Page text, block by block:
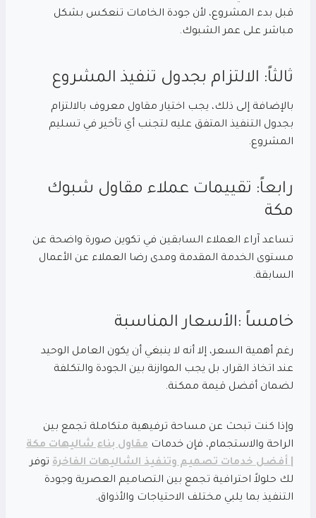
قبل بدء المشروع، لأن جودة الخامات تنعكس بشكل
مباشر على عمر الشبوك.
ثالثاً: الالتزام بجدول تنفيذ المشروع
بالإضافة إلى ذلك، يجب اختيار مقاول معروف بالالتزام
بجدول التنفيذ المتفق عليه لتجنب أي تأخير في تسليم
المشروع.
رابعاً: تقييمات عملاء مقاول شبوك
مكة
تساعد آراء العملاء السابقين في تكوين صورة واضحة عن
مستوى الخدمة المقدمة ومدى رضا العملاء عن الأعمال
السابقة.
خامساً :الأسعار المناسبة
رغم أهمية السعر، إلا أنه لا ينبغي أن يكون العامل الوحيد
عند اتخاذ القرار، بل يجب الموازنة بين الجودة والتكلفة
لضمان أفضل قيمة ممكنة.
وإذا كنت تبحث عن مساحة ترفيهية متكاملة تجمع بين
الراحة والاستجمام، فإن خدمات مقاول بناء شاليهات مكة
| أفضل خدمات تصميم وتنفيذ الشاليهات الفاخرة توفر
لك حلولاً احترافية تجمع بين التصاميم العصرية وجودة
التنفيذ بما يلبي مختلف الاحتياجات والأذواق.